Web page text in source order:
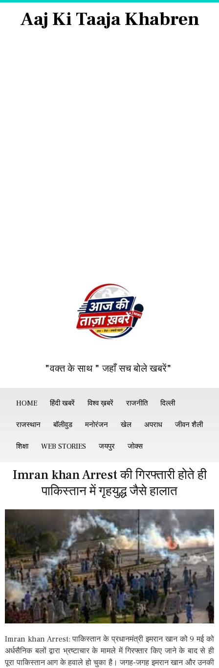
Aaj Ki Taaja Khabren
"वक्त के साथ " जहाँ सच बोले खबरें"
HOME हिंदी खबरें विश्व ख़बरें राजनीति दिल्ली
राजस्थान बॉलीवुड मनोरंजन खेल अपराध जीवन शैली
शिक्षा WEB STORIES जयपुर जोक्स
Imran khan Arrest की गिरफ्तारी होते ही
पाकिस्तान में गृहयुद्ध जैसे हालात
Imran khan Arrest: पाकिस्तान के प्रधानमंत्री इमरान खान को 9 मई को
अर्धसैनिक बलों द्वारा भ्रष्टाचार के मामले में गिरफ्तार किए जाने के बाद से ही
पूरा पाकिस्तान आग के हवाले हो चुका है। जगह-जगह इमरान खान और उनकी